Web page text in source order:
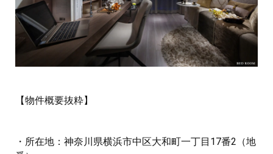
【物件概要抜粋】
・所在地：神奈川県横浜市中区大和町一丁目17番2（地